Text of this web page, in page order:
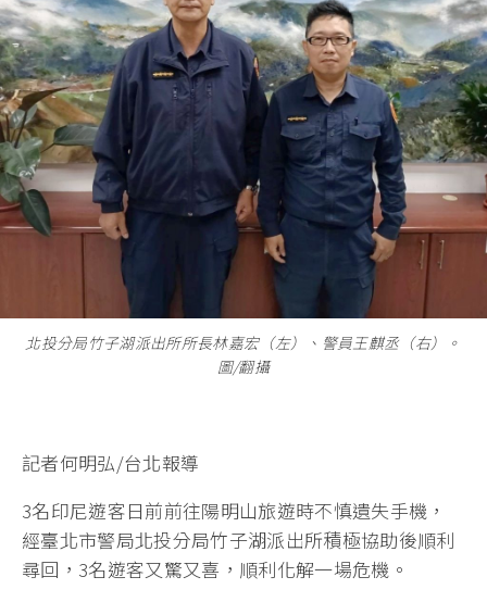
北投分局竹子湖派出所所長林嘉宏（左）、警員王麒丞（右）。
圖/翻攝
記者何明弘/台北報導
3名印尼遊客日前前往陽明山旅遊時不慎遺失手機，
經臺北市警局北投分局竹子湖派出所積極協助後順利
尋回，3名遊客又驚又喜，順利化解一場危機。